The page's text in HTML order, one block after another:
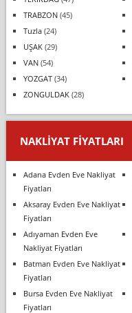
TRABZON(45)
Tuzla(24)
UŞAK(29)
VAN(54)
YOZGAT(34)
ZONGULDAK(28)
NAKLIYAT FIYATLARI
Adana Evden Eve Nakliyat
Fiyatları
Aksaray Evden Eve Nakliyat
Fiyatları
Adıyaman Evden Eve
Nakliyat Fiyatları
Batman Evden Eve Nakliyat
Fiyatları
Bursa Evden Eve Nakliyat
Fiyatları